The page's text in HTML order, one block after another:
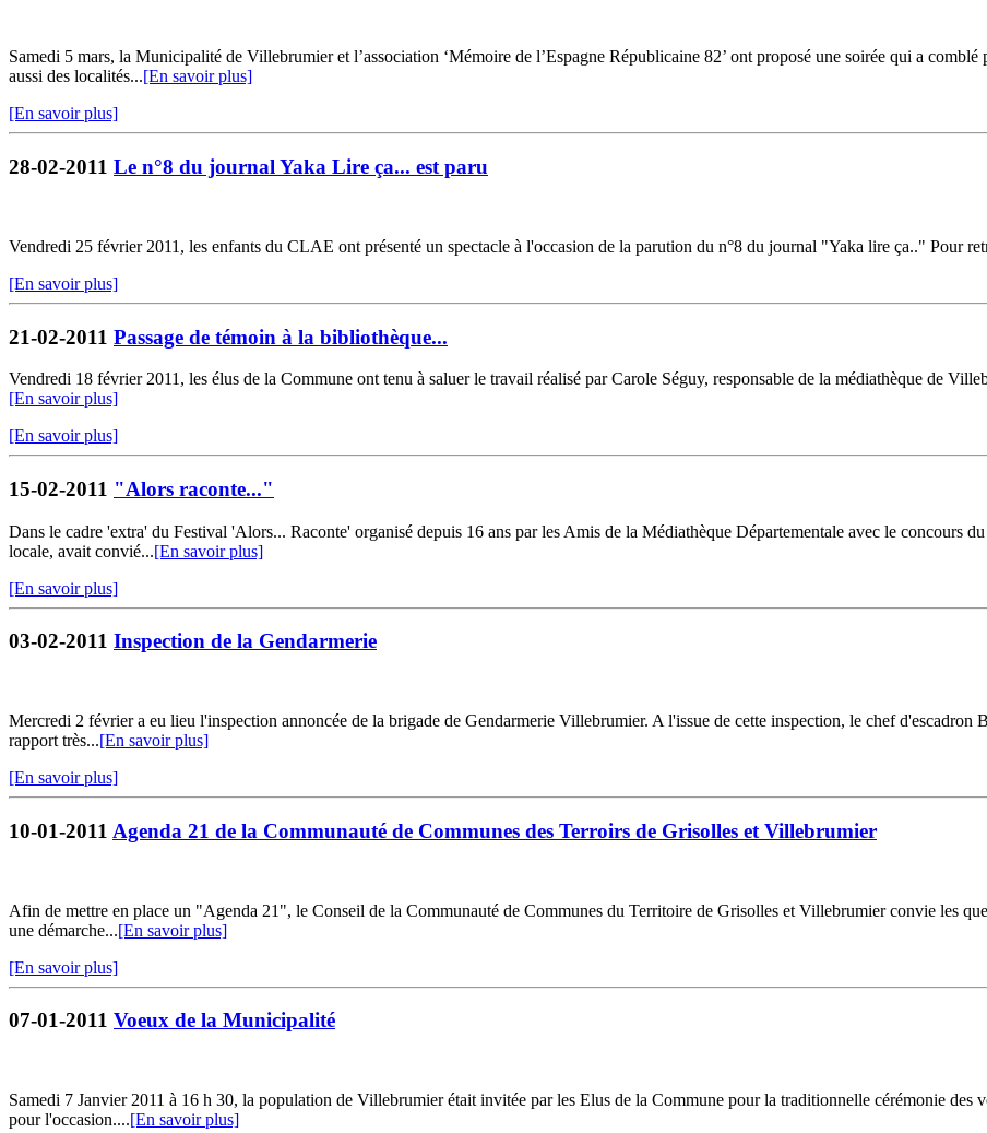
Samedi 5 mars, la Municipalité de Villebrumier et l’association ‘Mémoire de l’Espagne Républicaine 82’ ont proposé une soirée qui a
aussi des localités...[En savoir plus]
[En savoir plus]
28-02-2011 Le n°8 du journal Yaka Lire ça... est paru
Vendredi 25 février 2011, les enfants du CLAE ont présenté un spectacle à l'occasion de la parution du n°8 du journal "Yaka lire ça.." Pour
[En savoir plus]
21-02-2011 Passage de témoin à la bibliothèque...
Vendredi 18 février 2011, les élus de la Commune ont tenu à saluer le travail réalisé par Carole Séguy, responsable de la médiathèque de
[En savoir plus]
[En savoir plus]
15-02-2011 "Alors raconte..."
Dans le cadre 'extra' du Festival 'Alors... Raconte' organisé depuis 16 ans par les Amis de la Médiathèque Départementale avec le concours
locale, avait convié...[En savoir plus]
[En savoir plus]
03-02-2011 Inspection de la Gendarmerie
Mercredi 2 février a eu lieu l'inspection annoncée de la brigade de Gendarmerie Villebrumier. A l'issue de cette inspection, le chef d'escadron
rapport très...[En savoir plus]
[En savoir plus]
10-01-2011 Agenda 21 de la Communauté de Communes des Terroirs de Grisolles et Villebrumier
Afin de mettre en place un "Agenda 21", le Conseil de la Communauté de Communes du Territoire de Grisolles et Villebrumier convie les
une démarche...[En savoir plus]
[En savoir plus]
07-01-2011 Voeux de la Municipalité
Samedi 7 Janvier 2011 à 16 h 30, la population de Villebrumier était invitée par les Elus de la Commune pour la traditionnelle cérémonie des
pour l'occasion....[En savoir plus]